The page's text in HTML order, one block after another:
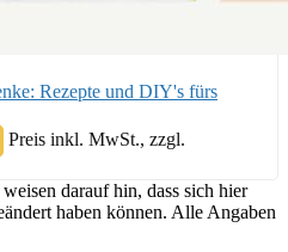
Rezepte und DIY's fürs
Preis inkl. MwSt., zzgl.
darauf hin, dass sich hier
haben können. Alle Angaben